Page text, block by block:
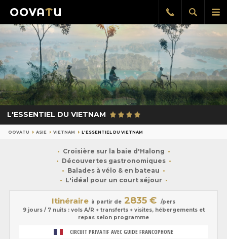
le
Afficher
la
Rappel
gratuit
L'ESSENTIEL DU VIETNAM
OOVATU ASIE VIETNAM L'ESSENTIEL DU VIETNAM
Croisière sur la baie d'Halong
Découvertes gastronomiques
Balades à vélo & en bateau
L'idéal pour un court séjour
Itinéraire à partir de 2835 €
/pers
9 jours / 7 nuits : vols A/R + transferts + visites, hébergements et
repas selon programme
CIRCUIT PRIVATIF AVEC GUIDE FRANCOPHONE